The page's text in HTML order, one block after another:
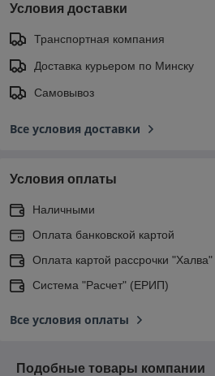
Условия доставки
Транспортная компания
Доставка курьером по Минску
Самовывоз
Все условия доставки
Условия оплаты
Наличными
Оплата банковской картой
Оплата картой рассрочки
Система "Расчет" (ЕРИП)
Все условия оплаты
Подобные товары компании